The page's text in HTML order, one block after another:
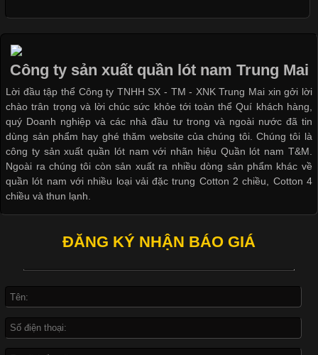
Các Form Áo Thun Phổ Biến Hiện Nay Và Xu Hướng Trong
Ngành May Mặc Áo thun là một trong những trang phục quen
thuộc và được sử dụng phổ biến nhất hiện nay. Không chỉ đa
dạng về màu sắc hay chất liệu, áo thun còn có nhiều form dáng
khác nhau để phù hợp với từng phong cách thời trang và nhu
cầu
Khám Phá Áo Phông Trang Phục Phổ Biến Nhất Hiện Nay
Áo phông là một trong những trang phục phổ biến nhất trong
Không chỉ xuất hiện trong thời trang thường ngày, áo phông còn
được ứng dụng rộng rãi trong ngành sản xuất may mặc, đặc
biệt là các sản phẩm từ vải thun. Hiện nay,
Công ty sản xuất quần lót nam Trung Mai
Lời đầu tập thể Công ty TNHH SX - TM - XNK Trung Mai xin gởi lời
chào trân trọng và lời chúc sức khỏe tới toàn thể Quí khách hàng,
quý Doanh nghiệp và các nhà đầu tư trong và ngoài nước đã tin
dùng sản phẩm hay ghé thăm website của chúng tôi. Chúng tôi là
công ty sản xuất quần lót nam với nhãn hiệu Quần lót nam T&M.
Ngoài ra chúng tôi còn sản xuất ra nhiều dòng sản phẩm khác về
quần lót nam với nhiều loại vải đặc trung Cotton 2 chiều, Cotton 4
chiều và thun lạnh.
ĐĂNG KÝ NHẬN BÁO GIÁ